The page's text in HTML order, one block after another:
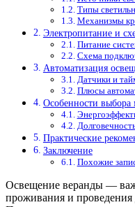
Типы
Механизмы
Электропитание и
Питание
Схема
Автоматизация
Датчики и
Плюсы
Особенности выбора
Практические
Заключение
Похожие
Освещение веранды —
проживания и проведения